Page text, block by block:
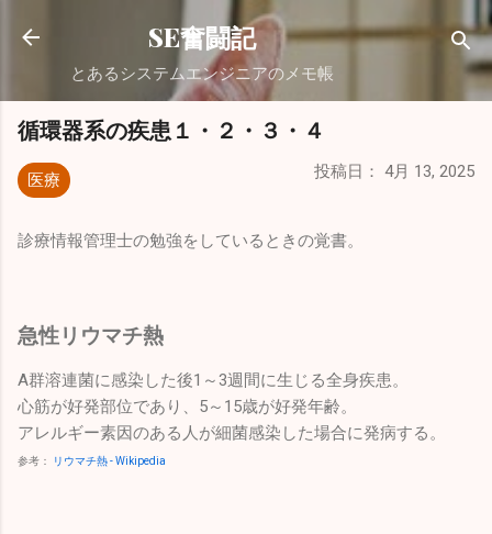
スキップしてメイン コンテンツに移動
SE奮闘記
とあるシステムエンジニアのメモ帳
循環器系の疾患１・２・３・４
医療 投稿日： 4月 13, 2025
診療情報管理士の勉強をしているときの覚書。
急性リウマチ熱
A群溶連菌に感染した後1～3週間に生じる全身疾患。
心筋が好発部位であり、5～15歳が好発年齢。
アレルギー素因のある人が細菌感染した場合に発病する。
参考： リウマチ熱 - Wikipedia